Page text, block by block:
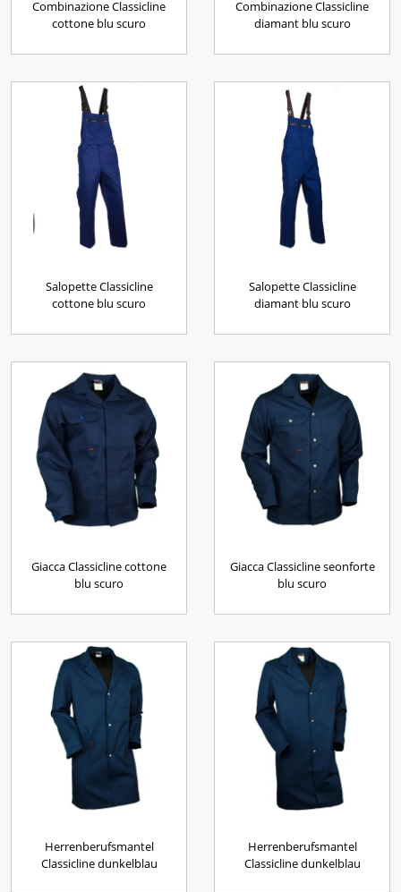
Combinazione Classicline
cottone blu scuro
Combinazione Classicline
diamant blu scuro
Salopette Classicline
cottone blu scuro
Salopette Classicline
diamant blu scuro
Giacca Classicline cottone
blu scuro
Giacca Classicline seonforte
blu scuro
Herrenberufsmantel
Classicline dunkelblau
Herrenberufsmantel
Classicline dunkelblau